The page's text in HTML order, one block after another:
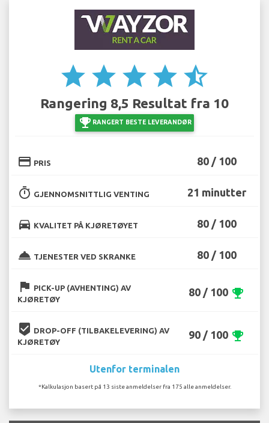
star star star star star_half
Rangering 8,5 Resultat fra 10
emoji_events RANGERT BESTE LEVERANDØR
credit_card PRIS 80 / 100
timer GJENNOMSNITTLIG VENTING 21 minutter
directions_car KVALITET PÅ KJØRETØYET 80 / 100
room_service TJENESTER VED SKRANKE 80 / 100
flag PICK-UP (AVHENTING) AV
KJØRETØY
80 / 100 emoji_events
beenhere DROP-OFF (TILBAKELEVERING) AV
KJØRETØY
90 / 100 emoji_events
Utenfor terminalen
*Kalkulasjon basert på 13 siste anmeldelser fra 175 alle anmeldelser.